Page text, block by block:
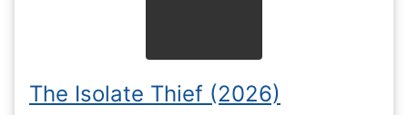
The Isolate Thief (2026)